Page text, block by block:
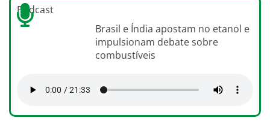
Podcast
Brasil e Índia apostam no etanol e
impulsionam debate sobre
combustíveis